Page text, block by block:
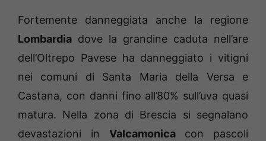
Fortemente danneggiata anche la regione
Lombardia dove la grandine caduta nell’are
dell’Oltrepo Pavese ha danneggiato i vitigni
nei comuni di Santa Maria della Versa e
Castana, con danni fino all’80% sull’uva quasi
matura. Nella zona di Brescia si segnalano
devastazioni in Valcamonicacon pascoli